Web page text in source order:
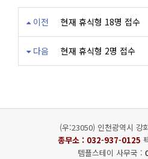
이전 현재 휴식형 18명 접수
다음 현재 휴식형 2명 접수
(우:23050) 인천광역시 강
종무소 : 032-937-0125
템플스테이 사무국 :